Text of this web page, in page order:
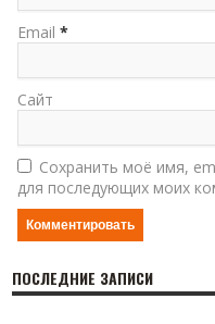
Email *
Сайт
Сохранить моё имя,
для последующих моих
ПОСЛЕДНИЕ ЗАПИСИ